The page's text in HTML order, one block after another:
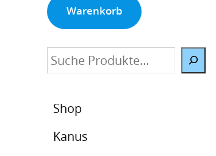
Warenkorb
Suche
Shop
Kanus